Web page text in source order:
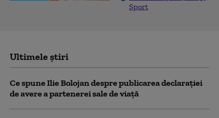
Sport
Ultimele știri
Ce spune Ilie Bolojan despre publicarea declarației
de avere a partenerei sale de viață